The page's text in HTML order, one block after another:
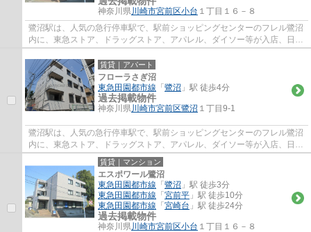
神奈川県川崎市宮前区小台 １丁目１６－８
鷺沼駅は、人気の急行停車駅で、駅前ショッピングセンターのフレル鷺沼
内に、東急ストア、ドラッグストア、アパレル、ダイソー等が入店、日常
のお買い物に便利で、周辺には、飲食店街...
賃貸｜アパート
フローラさぎ沼
東急田園都市線 「 鷺沼 」駅 徒歩4分
過去掲載物件
神奈川県川崎市宮前区鷺沼 １丁目9-1
鷺沼駅は、人気の急行停車駅で、駅前ショッピングセンターのフレル鷺沼
内に、東急ストア、ドラッグストア、アパレル、ダイソー等が入店、日常
のお買い物に便利で、周辺には、飲食店街...
賃貸｜マンション
エスポワール鷺沼
東急田園都市線 「 鷺沼 」駅 徒歩3分
東急田園都市線 「 宮前平 」駅 徒歩10分
東急田園都市線 「 宮崎台 」駅 徒歩24分
過去掲載物件
神奈川県川崎市宮前区小台 １丁目１６－８